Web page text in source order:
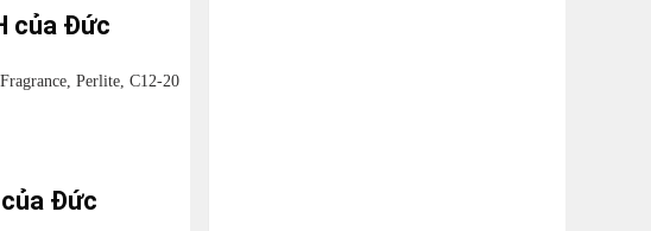
của Đức
Perlite, C12-20
Đức